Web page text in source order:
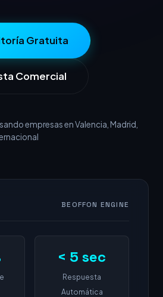
Gratuita
Comercial
empresas en Valencia, Madrid,
BEOFFON ENGINE
< 5 sec
Respuesta
Automática